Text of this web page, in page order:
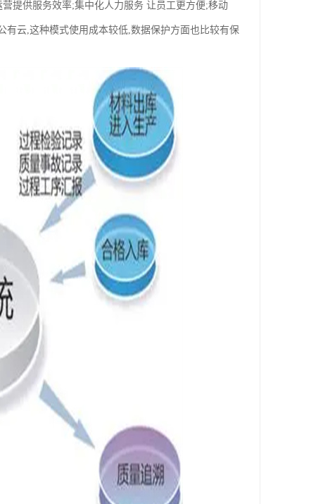
提供服务效率;集中化人力服务 让员工更方便;移动
有云,这种模式使用成本较低,数据保护方面也比较有保